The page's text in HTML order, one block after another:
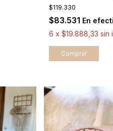
$119.330
$83.531 En
6 x $19.888,33 sin